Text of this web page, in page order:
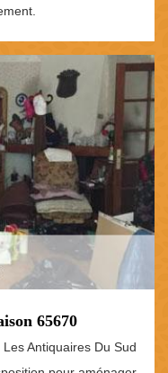
65670
Antiquaires Du Sud